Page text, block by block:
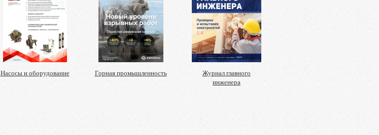
Насосы и оборудование Горная промышленность
Журнал главного
инженера